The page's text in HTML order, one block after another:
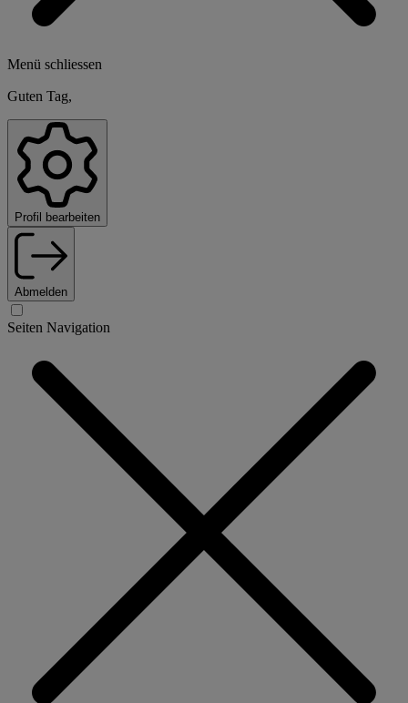
Menü schliessen
Guten Tag,
Profil bearbeiten
Abmelden
Seiten Navigation